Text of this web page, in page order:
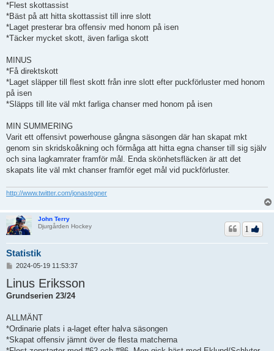
*Flest skottassist
*Bäst på att hitta skottassist till inre slott
*Laget presterar bra offensiv med honom på isen
*Täcker mycket skott, även farliga skott
MINUS
*Få direktskott
*Laget släpper till flest skott från inre slott efter puckförluster med honom
på isen
*Släpps till lite väl mkt farliga chanser med honom på isen
MIN SUMMERING
Varit ett offensivt powerhouse gångna säsongen där han skapat mkt
genom sin skridskoåkning och förmåga att hitta egna chanser till sig själv
och sina lagkamrater framför mål. Enda skönhetsfläcken är att det
skapats lite väl mkt chanser framför eget mål vid puckförluster.
http://www.twitter.com/jonastegner
John Terry
Djurgården Hockey
Statistik
1
l
ä
g
2024-05-19 11:53:37
Linus Eriksson
Grundserien 23/24
ALLMÄNT
*Ordinarie plats i a-laget efter halva säsongen
*Skapat offensiv jämnt över de flesta matcherna